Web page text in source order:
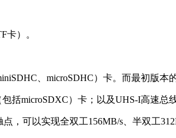
卡）。
、microSDHC）卡。而最初版本
microSDXC）卡；以及UHS-I高速总
，可以实现全双工156MB/s、半双工